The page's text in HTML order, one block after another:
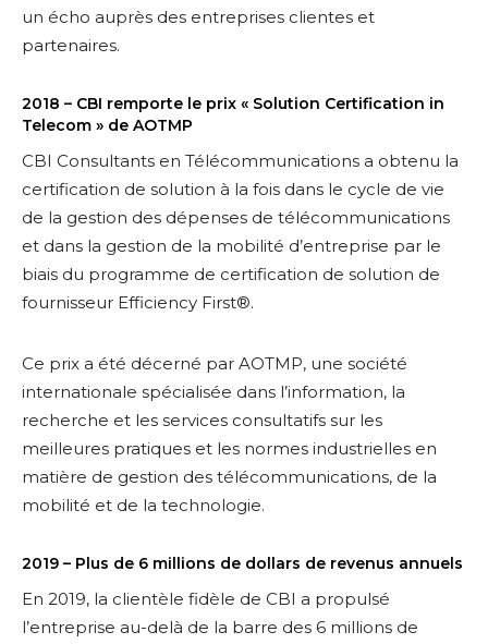
un écho auprès des entreprises clientes et
partenaires.
2018 – CBI remporte le prix « Solution Certification in
Telecom » de AOTMP
CBI Consultants en Télécommunications a obtenu la
certification de solution à la fois dans le cycle de vie
de la gestion des dépenses de télécommunications
et dans la gestion de la mobilité d’entreprise par le
biais du programme de certification de solution de
fournisseur Efficiency First®.
Ce prix a été décerné par AOTMP, une société
internationale spécialisée dans l’information, la
recherche et les services consultatifs sur les
meilleures pratiques et les normes industrielles en
matière de gestion des télécommunications, de la
mobilité et de la technologie.
2019 – Plus de 6 millions de dollars de revenus annuels
En 2019, la clientèle fidèle de CBI a propulsé
l’entreprise au-delà de la barre des 6 millions de